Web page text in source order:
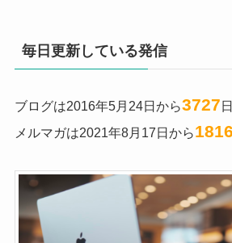
毎日更新している発信
ブログは2016年5月24日から3727
メルマガは2021年8月17日から1816